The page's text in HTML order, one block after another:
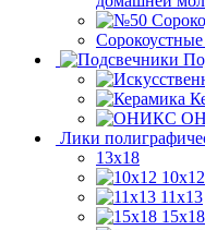
Лики
13x18
10x12
11х13
15х18